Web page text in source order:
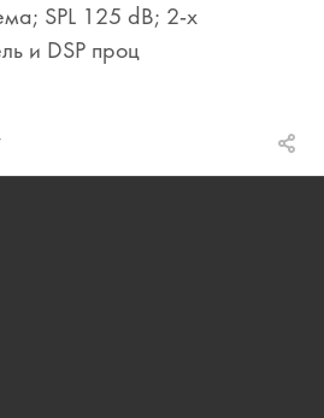
SPL 125 dB; 2-х
и DSP проц